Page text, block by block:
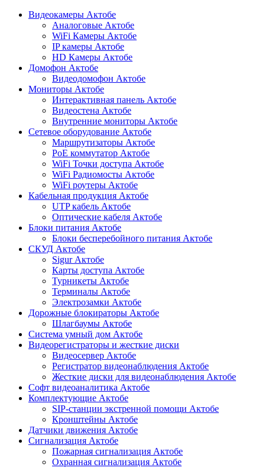
Видеокамеры Актобе
Аналоговые Актобе
WiFi Камеры Актобе
IP камеры Актобе
HD Камеры Актобе
Домофон Актобе
Видеодомофон Актобе
Мониторы Актобе
Интерактивная панель Актобе
Видеостена Актобе
Внутренние мониторы Актобе
Сетевое оборудование Актобе
Маршрутизаторы Актобе
PoE коммутатор Актобе
WiFi Точки доступа Актобе
WiFi Радиомосты Актобе
WiFi роутеры Актобе
Кабельная продукция Актобе
UTP кабель Актобе
Оптические кабеля Актобе
Блоки питания Актобе
Блоки бесперебойного питания Актобе
СКУД Актобе
Sigur Актобе
Карты доступа Актобе
Турникеты Актобе
Терминалы Актобе
Электрозамки Актобе
Дорожные блокираторы Актобе
Шлагбаумы Актобе
Система умный дом Актобе
Видеорегистраторы и жесткие диски
Видеосервер Актобе
Регистратор видеонаблюдения Актобе
Жесткие диски для видеонаблюдения Актобе
Софт видеоаналитика Актобе
Комплектующие Актобе
SIP-станции экстренной помощи Актобе
Кронштейны Актобе
Датчики движения Актобе
Сигнализация Актобе
Пожарная сигнализация Актобе
Охранная сигнализация Актобе